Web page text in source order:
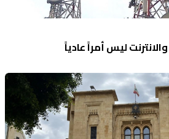
ليس أمراً عادياً